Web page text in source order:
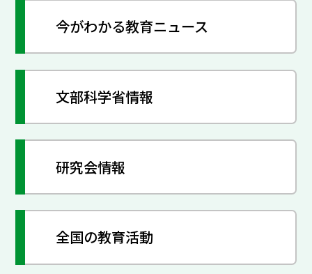
今がわかる教育ニュース
文部科学省情報
研究会情報
全国の教育活動